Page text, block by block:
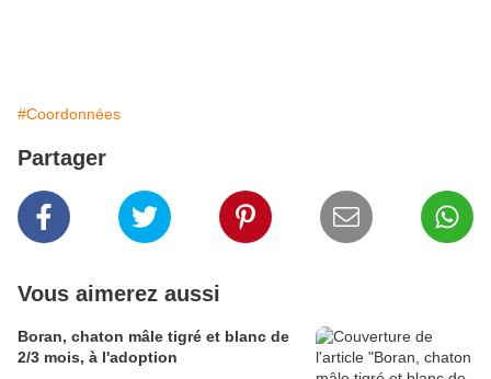
#Coordonnées
Partager
Vous aimerez aussi
Boran, chaton mâle tigré et blanc de
2/3 mois, à l'adoption